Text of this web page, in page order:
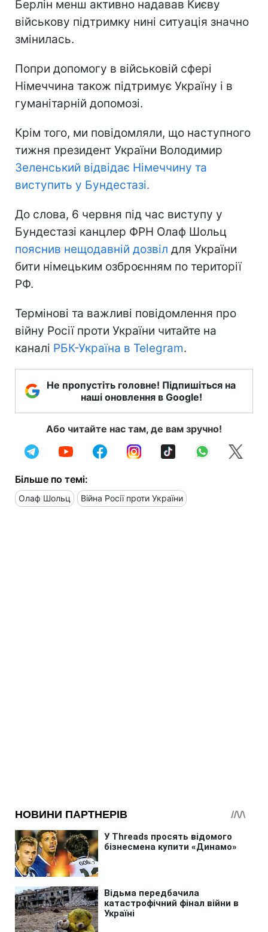
Берлін менш активно надавав Києву
військову підтримку нині ситуація значно
змінилась.
Попри допомогу в військовій сфері
Німеччина також підтримує Україну і в
гуманітарній допомозі.
Крім того, ми повідомляли, що наступного
тижня президент України Володимир
Зеленський відвідає Німеччину та
виступить у Бундестазі.
До слова, 6 червня під час виступу у
Бундестазі канцлер ФРН Олаф Шольц
пояснив нещодавній дозвіл для України
бити німецьким озброєнням по території
РФ.
Термінові та важливі повідомлення про
війну Росії проти України читайте на
каналі РБК-Україна в Telegram.
Не пропустіть головне! Підпишіться на
наші оновлення в Google!
Або читайте нас там, де вам зручно!
Більше по темі:
Олаф Шольц Війна Росії проти України